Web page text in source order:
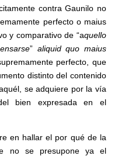
contra Gaunilo no
perfecto o maius
y comparativo de “aquello
” aliquid quo maius
perfecto, que
distinto del contenido
se adquiere por la vía
bien expresada en el
en hallar el por qué de la
no se presupone ya el